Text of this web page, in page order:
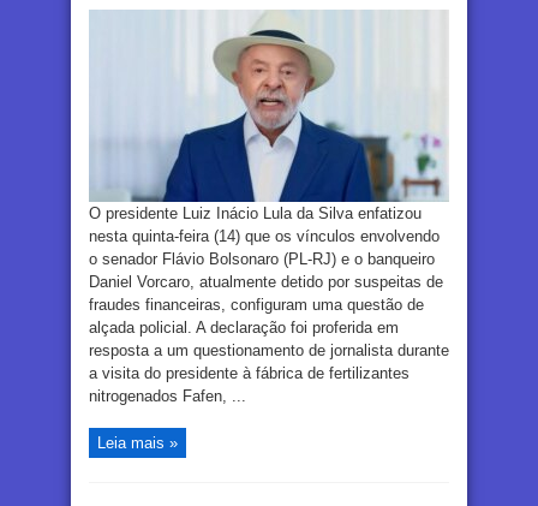
O presidente Luiz Inácio Lula da Silva enfatizou
nesta quinta-feira (14) que os vínculos envolvendo
o senador Flávio Bolsonaro (PL-RJ) e o banqueiro
Daniel Vorcaro, atualmente detido por suspeitas de
fraudes financeiras, configuram uma questão de
alçada policial. A declaração foi proferida em
resposta a um questionamento de jornalista durante
a visita do presidente à fábrica de fertilizantes
nitrogenados Fafen, ...
Leia mais »